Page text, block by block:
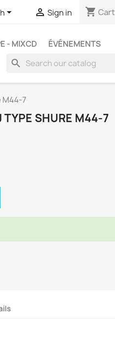
  Sign in shopping_cart Cart
- MIXCD ÉVÉNEMENTS
search
M44-7
TYPE SHURE M44-7